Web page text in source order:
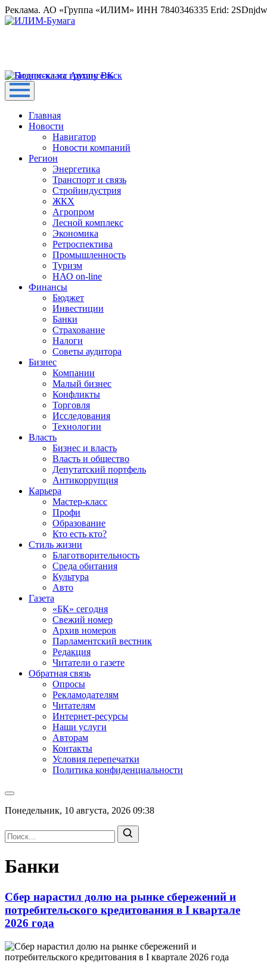
Реклама. АО «Группа «ИЛИМ» ИНН 7840346335 Erid:
Главная
Новости
Навигатор
Новости компаний
Регион
Энергетика
Транспорт и связь
Стройиндустрия
ЖКХ
Агропром
Лесной комплекс
Экономика
Ретроспектива
Промышленность
Туризм
НАО on-line
Финансы
Бюджет
Инвестиции
Банки
Страхование
Налоги
Советы аудитора
Бизнес
Компании
Малый бизнес
Конфликты
Торговля
Исследования
Технологии
Власть
Бизнес и власть
Власть и общество
Депутатский портфель
Антикоррупция
Карьера
Мастер-класс
Профи
Образование
Кто есть кто?
Стиль жизни
Благотворительность
Среда обитания
Культура
Авто
Газета
«БК» сегодня
Свежий номер
Архив номеров
Парламентский вестник
Редакция
Читатели о газете
Обратная связь
Опросы
Рекламодателям
Читателям
Интернет-ресурсы
Наши услуги
Авторам
Контакты
Условия перепечатки
Политика конфиденциальности
Понедельник, 10 августа, 2026 09:38
Банки
Сбер нарастил долю на рынке сбережений и
потребительского кредитования в I квартале
2026 года